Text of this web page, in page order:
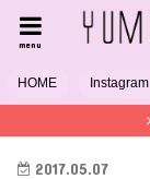
menu
HOME Instagram
2017.05.07